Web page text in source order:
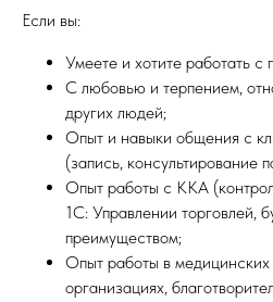
Если вы:
Умеете и хотите работать
С любовью и терпением,
других людей;
Опыт и навыки общения с
(запись, консультирование
Опыт работы с ККА
1С: Управлении торговлей,
преимуществом;
Опыт работы в медицинских
организациях,